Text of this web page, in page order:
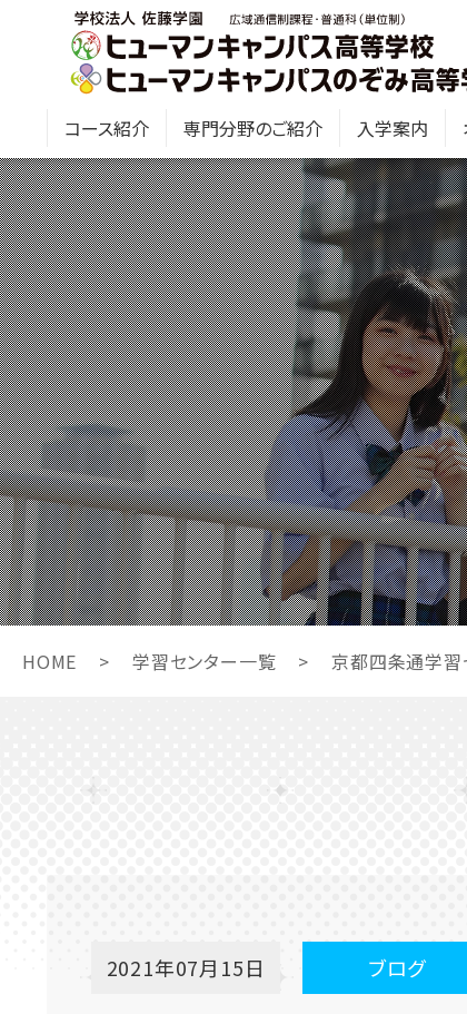
コース紹介 専門分野のご紹介 入学案内
HOME > 学習センター一覧 > 京都四条通学習
2021年07月15日 ブログ